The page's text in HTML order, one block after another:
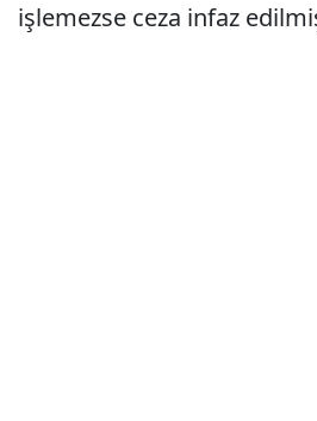
işlemezse ceza infaz